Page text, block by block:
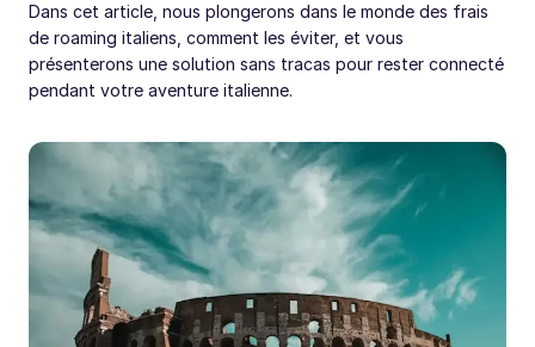
Dans cet article, nous plongerons dans le monde des frais
de roaming italiens, comment les éviter, et vous
présenterons une solution sans tracas pour rester connecté
pendant votre aventure italienne.